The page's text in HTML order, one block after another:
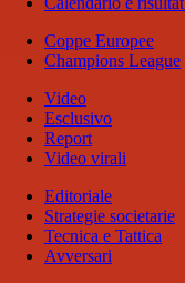
Coppe Europee
Champions League
Video
Esclusivo
Report
Video virali
Editoriale
Strategie societarie
Tecnica e Tattica
Avversari